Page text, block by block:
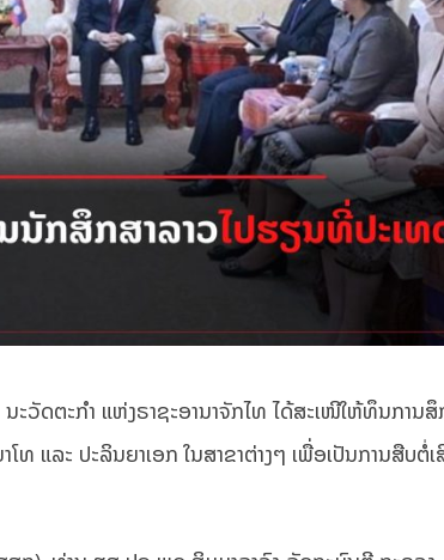
ວັດຕະກຳ ແຫ່ງຣາຊະອານາຈັກໄທ ໄດ້ສະເໜີໃຫ້ທຶນການສຶ
ແລະ ປະລິນຍາເອກ ໃນສາຂາຕ່າງໆ ເພື່ອເປັນການສືບຕໍ່ເ